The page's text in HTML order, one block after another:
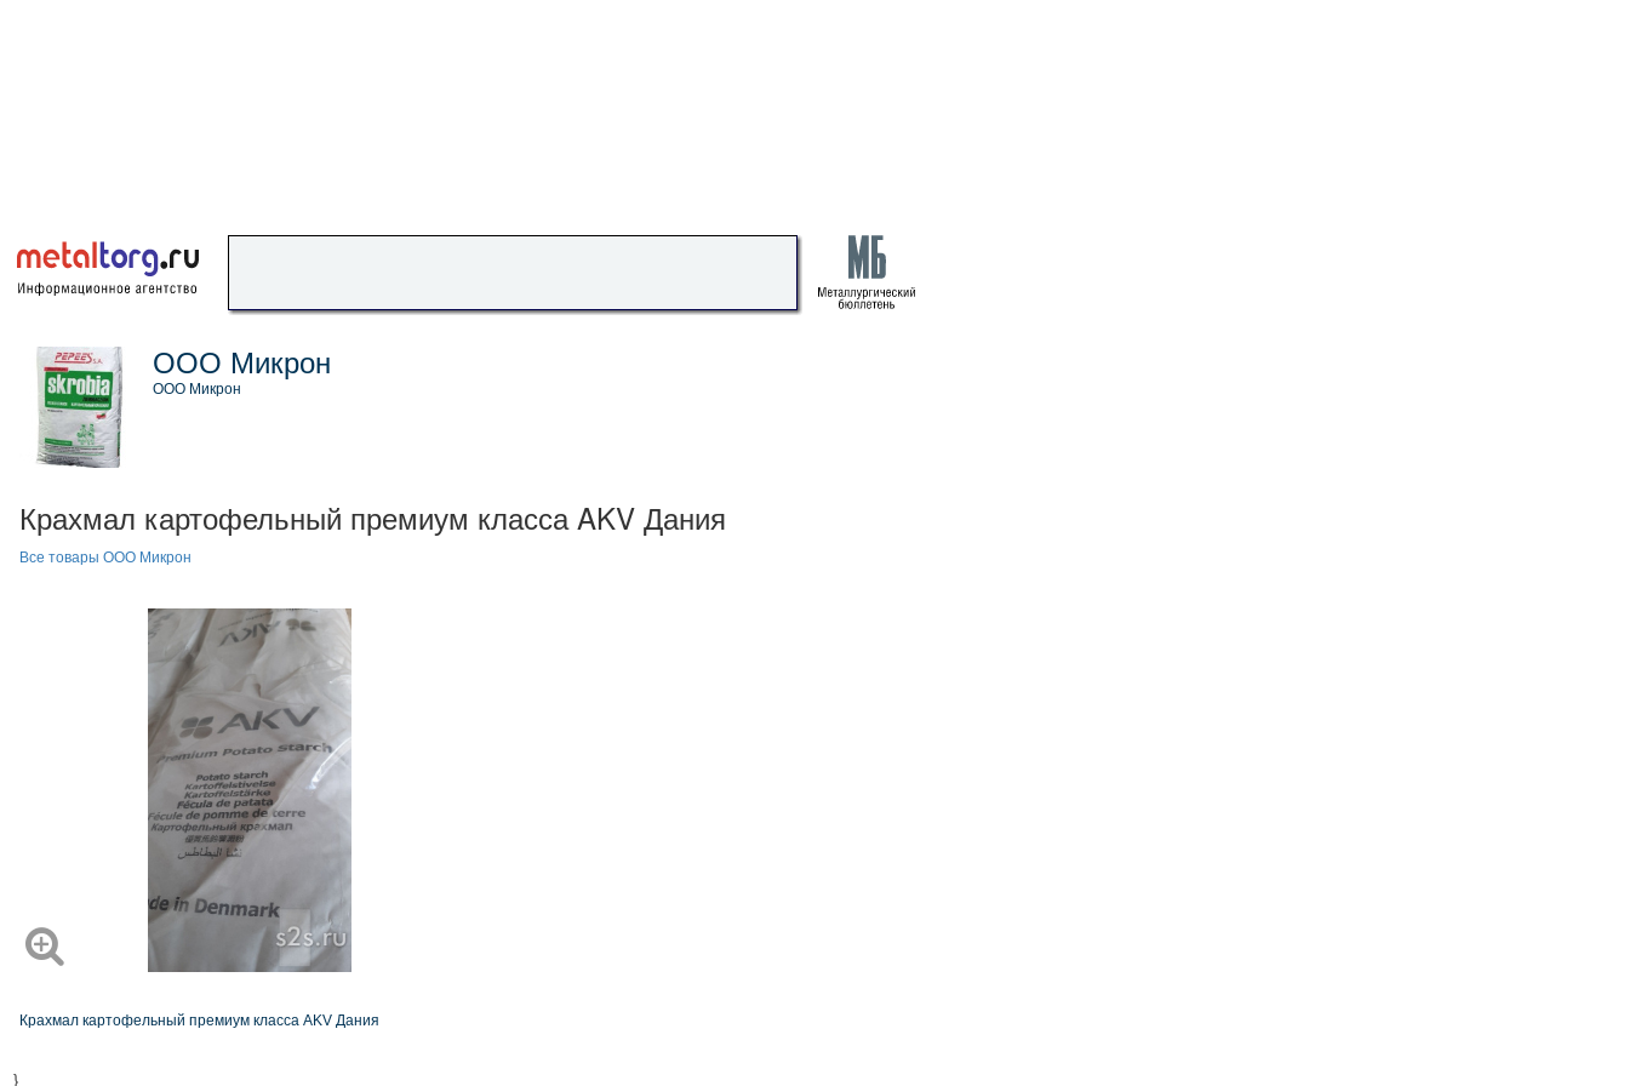
ООО Микрон
ООО Микрон
Крахмал картофельный премиум класса AKV Дания
Все товары ООО Микрон
Крахмал картофельный премиум класса AKV Дания
}